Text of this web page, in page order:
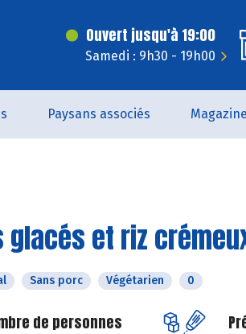
Ouvert jusqu'à 19:00
Samedi : 9h30 - 19h00
Paysans associés
glacés et riz
Sans porc Végétarien 0
de personnes